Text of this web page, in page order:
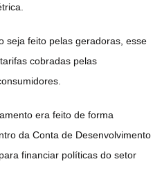
seja feito pelas geradoras, esse
cobradas pelas
era feito de forma
da Conta de Desenvolvimento
financiar políticas do setor